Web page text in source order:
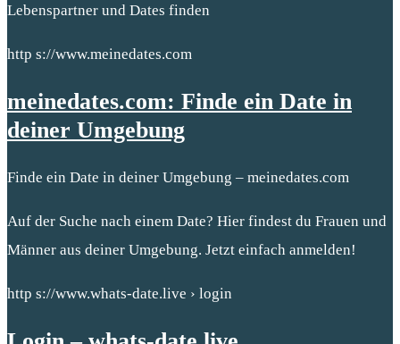
Lebenspartner und Dates finden
http s://www.meinedates.com
meinedates.com: Finde ein Date in
deiner Umgebung
Finde ein Date in deiner Umgebung – meinedates.com
Auf der Suche nach einem Date? Hier findest du Frauen und
Männer aus deiner Umgebung. Jetzt einfach anmelden!
http s://www.whats-date.live › login